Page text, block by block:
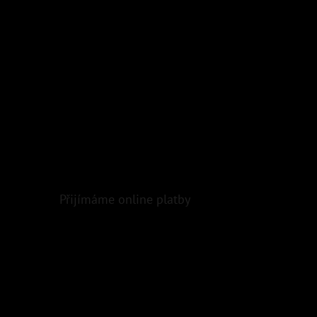
Přijímáme online platby